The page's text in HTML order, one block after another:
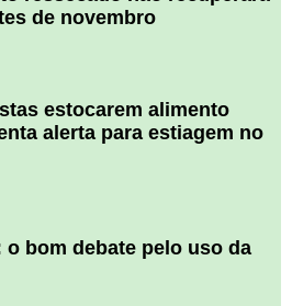
de novembro
estocarem alimento
alerta para estiagem no
o bom debate pelo uso da